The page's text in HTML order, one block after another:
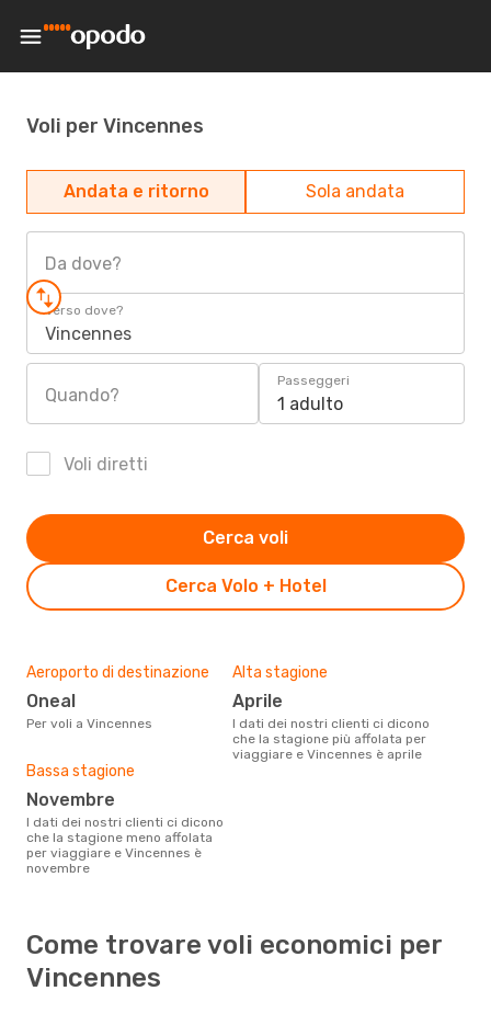
Voli per Vincennes
Andata e ritorno Sola andata
Da dove?
Verso dove?
Vincennes
Quando?
Passeggeri
1 adulto
Voli diretti
Cerca Volo + Hotel
Cerca voli
Aeroporto di destinazione
Oneal
Per voli a Vincennes
Alta stagione
aprile
I dati dei nostri clienti ci dicono
che la stagione più affolata per
viaggiare e Vincennes è aprile
Bassa stagione
novembre
I dati dei nostri clienti ci dicono
che la stagione meno affolata
per viaggiare e Vincennes è
novembre
Come trovare voli economici per
Vincennes